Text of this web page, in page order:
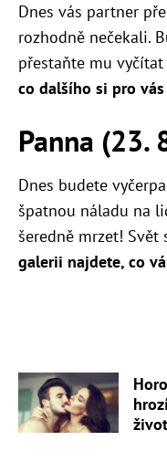
Dnes vás partner
rozhodně nečekali.
přestaňte mu
co dalšího si pro
Panna (23.
Dnes budete
špatnou náladu na
šeredně mrzet! Svět
galerii najdete, co
život